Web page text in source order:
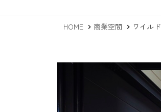
HOME 商業空間 ワイル